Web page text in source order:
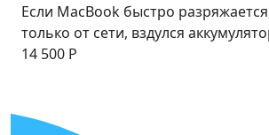
Если MacBook быстро
только от сети, вздулся
14 500 Р